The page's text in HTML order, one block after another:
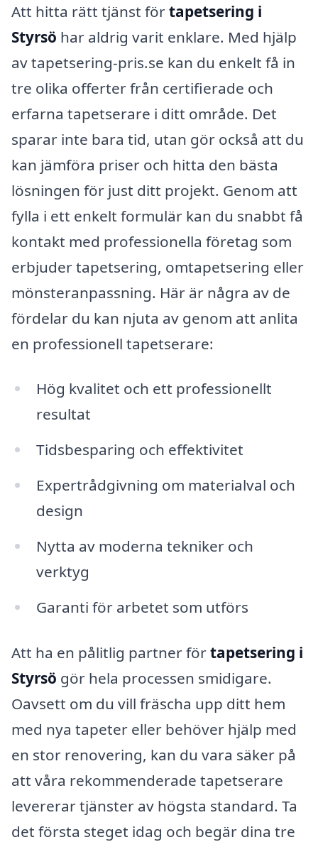
Att hitta rätt tjänst förtapetsering i
Styrsö har aldrig varit enklare. Med hjälp
av tapetsering-pris.se kan du enkelt få in
tre olika offerter från certifierade och
erfarna tapetserare i ditt område. Det
sparar inte bara tid, utan gör också att du
kan jämföra priser och hitta den bästa
lösningen för just ditt projekt. Genom att
fylla i ett enkelt formulär kan du snabbt få
kontakt med professionella företag som
erbjuder tapetsering, omtapetsering eller
mönsteranpassning. Här är några av de
fördelar du kan njuta av genom att anlita
en professionell tapetserare:
Hög kvalitet och ett professionellt
resultat
Tidsbesparing och effektivitet
Expertrådgivning om materialval och
design
Nytta av moderna tekniker och
verktyg
Garanti för arbetet som utförs
Att ha en pålitlig partner förtapetsering i
Styrsö gör hela processen smidigare.
Oavsett om du vill fräscha upp ditt hem
med nya tapeter eller behöver hjälp med
en stor renovering, kan du vara säker på
att våra rekommenderade tapetserare
levererar tjänster av högsta standard. Ta
det första steget idag och begär dina tre